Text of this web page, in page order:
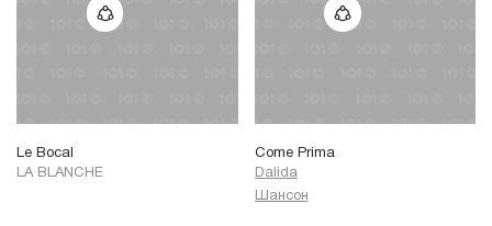
Le Bocal
LA BLANCHE
Come Prima
Dalida
Шансон